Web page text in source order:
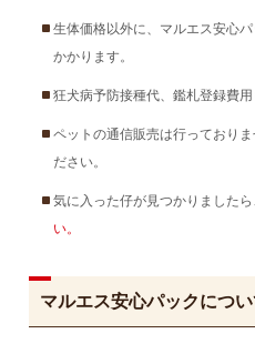
生体価格以外に、マルエス安心
かかります。
狂犬病予防接種代、鑑札登録費
ペットの通信販売は行っており
ださい。
気に入った仔が見つかりましたら
い。
マルエス安心パックについ